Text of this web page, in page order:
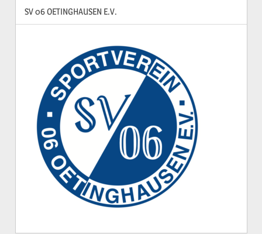
SV 06 OETINGHAUSEN E.V.